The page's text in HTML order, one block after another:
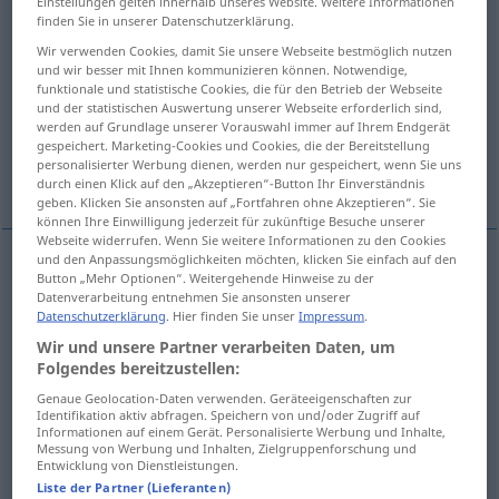
Übersicht aller Übersetzungen
(Für mehr Details die Übersetzung anklicken/antippen)
erection, construction provision
creation
erection Erstellung eines Gebäudes etc
construction Erstellungeines Gebäudes etc
provision Erstellungvon Transportmitteln etc
finden Sie in unserer Datenschutzerklärung.
Wir verwenden Cookies, damit Sie unsere Webseite bestmöglich nutzen
und wir besser mit Ihnen kommunizieren können. Notwendige,
funktionale und statistische Cookies, die für den Betrieb der Webseite
und der statistischen Auswertung unserer Webseite erforderlich sind,
werden auf Grundlage unserer Vorauswahl immer auf Ihrem Endgerät
gespeichert. Marketing-Cookies und Cookies, die der Bereitstellung
personalisierter Werbung dienen, werden nur gespeichert, wenn Sie uns
durch einen Klick auf den „Akzeptieren“-Button Ihr Einverständnis
geben. Klicken Sie ansonsten auf „Fortfahren ohne Akzeptieren“. Sie
können Ihre Einwilligung jederzeit für zukünftige Besuche unserer
Webseite widerrufen. Wenn Sie weitere Informationen zu den Cookies
und den Anpassungsmöglichkeiten möchten, klicken Sie einfach auf den
Button „Mehr Optionen“. Weitergehende Hinweise zu der
Datenverarbeitung entnehmen Sie ansonsten unserer
Datenschutzerklärung. Hier finden Sie unserImpressum.
Wir und unsere Partner verarbeiten Daten, um
Folgendes bereitzustellen:
Genaue Geolocation-Daten verwenden. Geräteeigenschaften zur
Identifikation aktiv abfragen. Speichern von und/oder Zugriff auf
Informationen auf einem Gerät. Personalisierte Werbung und Inhalte,
Messung von Werbung und Inhalten, Zielgruppenforschung und
Entwicklung von Dienstleistungen.
Liste der Partner (Lieferanten)